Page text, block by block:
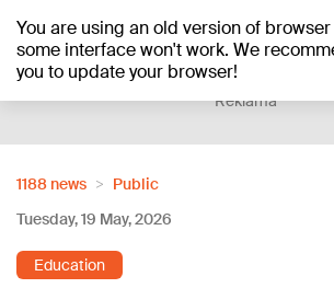
You are using an old version of
some interface won't work. We
you to update your browser!
+24°C
Reklāma
1188 news
Public
Tuesday, 19 May, 2026
Education